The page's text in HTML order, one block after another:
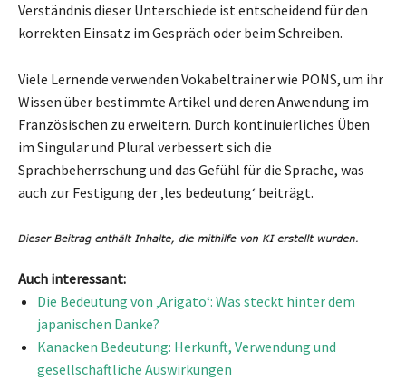
Verständnis dieser Unterschiede ist entscheidend für den
korrekten Einsatz im Gespräch oder beim Schreiben.
Viele Lernende verwenden Vokabeltrainer wie PONS, um ihr
Wissen über bestimmte Artikel und deren Anwendung im
Französischen zu erweitern. Durch kontinuierliches Üben
im Singular und Plural verbessert sich die
Sprachbeherrschung und das Gefühl für die Sprache, was
auch zur Festigung der ‚les bedeutung‘ beiträgt.
Auch interessant:
Die Bedeutung von ‚Arigato‘: Was steckt hinter dem
japanischen Danke?
Kanacken Bedeutung: Herkunft, Verwendung und
gesellschaftliche Auswirkungen